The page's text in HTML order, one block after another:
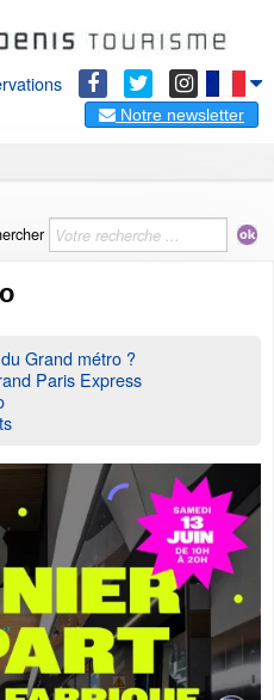
Notre newsletter
Grand métro ?
Paris Express